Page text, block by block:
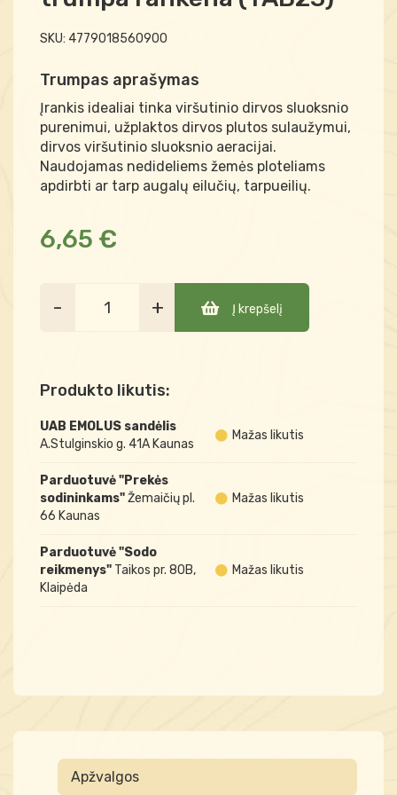
SKU: 4779018560900
Trumpas aprašymas
Įrankis idealiai tinka viršutinio dirvos sluoksnio
purenimui, užplaktos dirvos plutos sulaužymui,
dirvos viršutinio sluoksnio aeracijai.
Naudojamas nedideliems žemės ploteliams
apdirbti ar tarp augalų eilučių, tarpueilių.
6,65 €
- + Į krepšelį
Produkto likutis:
UAB EMOLUS sandėlis
A.Stulginskio g. 41A Kaunas
Mažas likutis
Parduotuvė "Prekės
sodininkams"Žemaičių pl.
66 Kaunas
Mažas likutis
Parduotuvė "Sodo
reikmenys" Taikos pr. 80B,
Klaipėda
Mažas likutis
Apžvalgos